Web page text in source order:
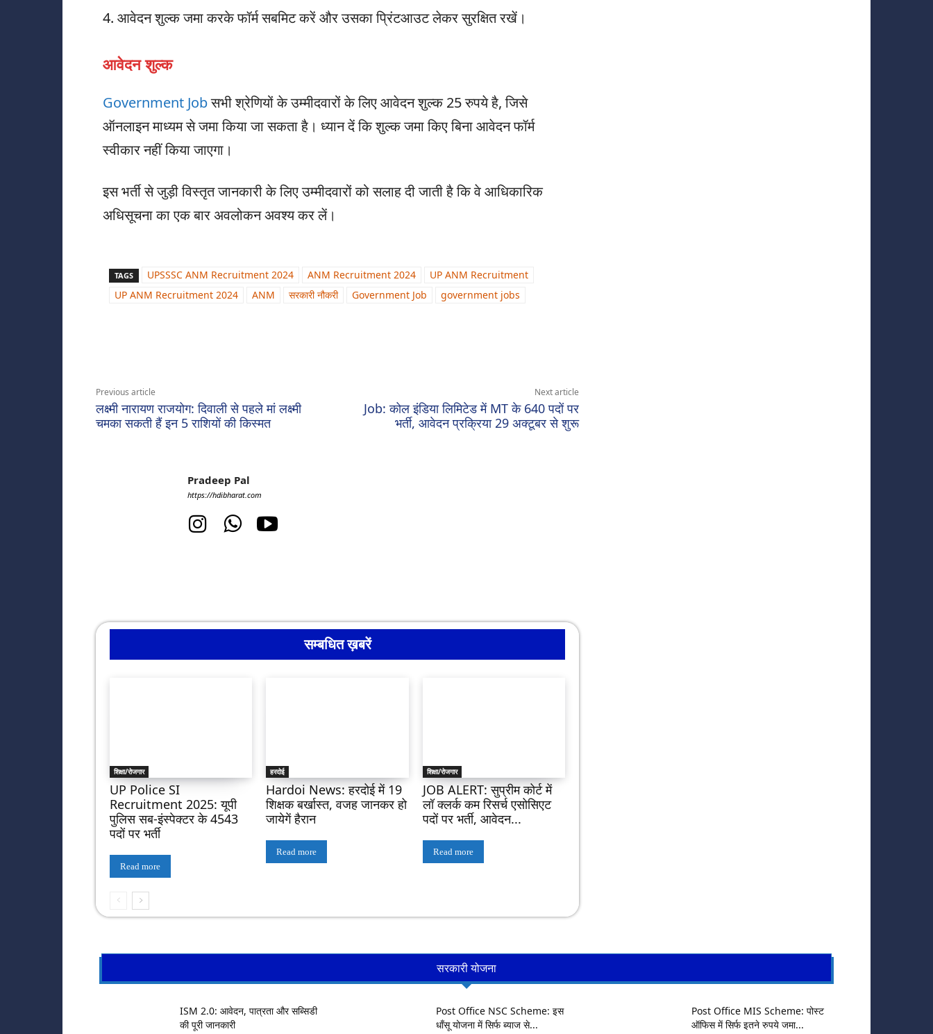
आवेदन शुल्क जमा करके फॉर्म सबमिट करें और उसका प्रिंटआउट लेकर सुरक्षित रखें।
आवेदन शुल्क
Government Jobसभी श्रेणियों के उम्मीदवारों के लिए आवेदन शुल्क 25 रुपये है, जिसे
ऑनलाइन माध्यम से जमा किया जा सकता है। ध्यान दें कि शुल्क जमा किए बिना आवेदन फॉर्म
स्वीकार नहीं किया जाएगा।
इस भर्ती से जुड़ी विस्तृत जानकारी के लिए उम्मीदवारों को सलाह दी जाती है कि वे आधिकारिक
अधिसूचना का एक बार अवलोकन अवश्य कर लें।
TAGS UPSSSC ANM Recruitment 2024 ANM Recruitment 2024
UP ANM Recruitment
UP ANM Recruitment 2024
ANM सरकारी नौकरी Government Job government jobs
Previous article
लक्ष्मी नारायण राजयोग: दिवाली से पहले मां लक्ष्मी
चमका सकती हैं इन 5 राशियों की किस्मत
Next article
Job: कोल इंडिया लिमिटेड में MT के 640 पदों पर
भर्ती, आवेदन प्रक्रिया 29 अक्टूबर से शुरू
Pradeep Pal
https://hdibharat.com
सम्बधित ख़बरें
शिक्षा/रोजगार
UP Police SI
Recruitment 2025: यूपी
पुलिस सब-इंस्पेक्टर के 4543
पदों पर भर्ती
Read more
हरदोई
Hardoi News: हरदोई में 19
शिक्षक बर्खास्त, वजह जानकर हो
जायेगें हैरान
Read more
शिक्षा/रोजगार
JOB ALERT: सुप्रीम कोर्ट में
लॉ क्लर्क कम रिसर्च एसोसिएट
पदों पर भर्ती, आवेदन...
Read more
सरकारी योजना
ISM 2.0: आवेदन, पात्रता और सब्सिडी
की पूरी जानकारी
Post Office NSC Scheme: इस
धाँसू योजना में सिर्फ ब्याज से...
Post Office MIS Scheme: पोस्ट
ऑफिस में सिर्फ इतने रुपये जमा...